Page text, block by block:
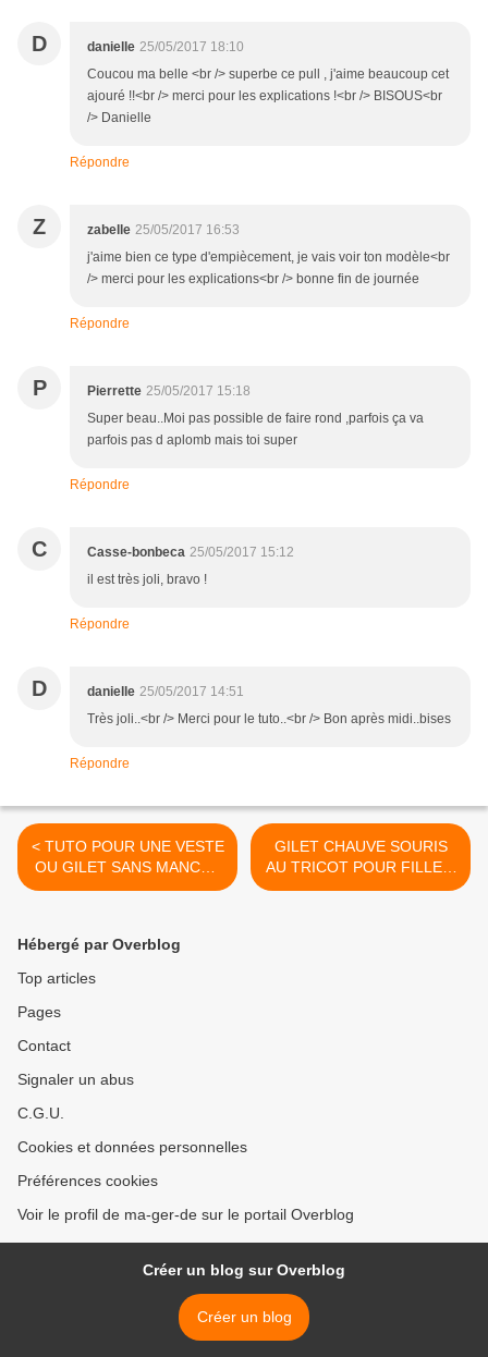
D danielle 25/05/2017 18:10
Coucou ma belle <br /> superbe ce pull , j'aime beaucoup cet
ajouré !!<br /> merci pour les explications !<br /> BISOUS<br
/> Danielle
Répondre
Z zabelle 25/05/2017 16:53
j'aime bien ce type d'empiècement, je vais voir ton modèle<br
/> merci pour les explications<br /> bonne fin de journée
Répondre
P Pierrette 25/05/2017 15:18
Super beau..Moi pas possible de faire rond ,parfois ça va
parfois pas d aplomb mais toi super
Répondre
C Casse-bonbeca 25/05/2017 15:12
il est très joli, bravo !
Répondre
D danielle 25/05/2017 14:51
Très joli..<br /> Merci pour le tuto..<br /> Bon après midi..bises
Répondre
< TUTO POUR UNE VESTE
OU GILET SANS MANCHE
BÉBÉ ( modèle garçon)
GILET CHAUVE SOURIS
AU TRICOT POUR FILLE...
>
Hébergé par Overblog
Top articles
Pages
Contact
Signaler un abus
C.G.U.
Cookies et données personnelles
Préférences cookies
Voir le profil de ma-ger-de sur le portail Overblog
Créer un blog sur Overblog
Créer un blog